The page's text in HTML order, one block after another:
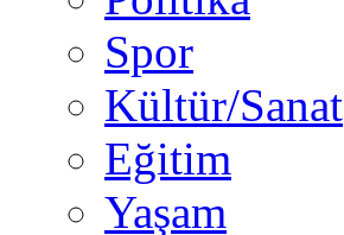
Spor
Kültür/Sanat
Eğitim
Yaşam